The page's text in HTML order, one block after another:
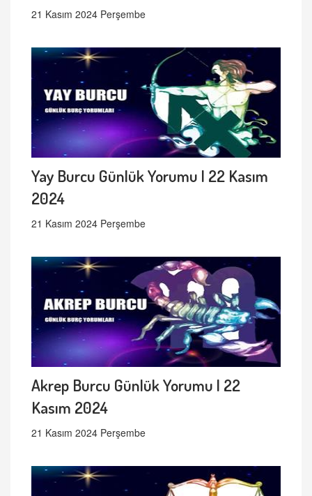
21 Kasım 2024 Perşembe
Yay Burcu Günlük Yorumu | 22 Kasım
2024
21 Kasım 2024 Perşembe
Akrep Burcu Günlük Yorumu | 22
Kasım 2024
21 Kasım 2024 Perşembe